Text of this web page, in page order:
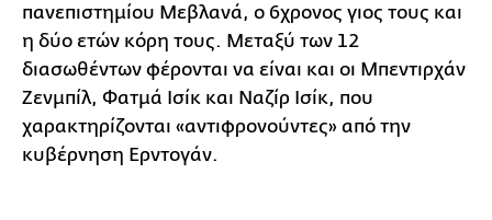
πανεπιστημίου Μεβλανά, ο 6χρονος γιος τους και
η δύο ετών κόρη τους. Μεταξύ των 12
διασωθέντων φέρονται να είναι και οι Μπεντιρχάν
Ζενμπίλ, Φατμά Ισίκ και Ναζίρ Ισίκ, που
χαρακτηρίζονται «αντιφρονούντες» από την
κυβέρνηση Ερντογάν.